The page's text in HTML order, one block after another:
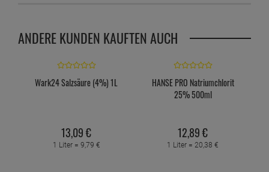
ANDERE KUNDEN KAUFTEN AUCH
Wark24 Salzsäure (4%) 1L
13,09€
1 Liter = 9,79 €
HANSE PRO Natriumchlorit
25% 500ml
12,89€
1 Liter = 20,38 €